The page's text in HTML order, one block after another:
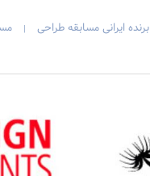
برنده ایرانی مسابقه طراحی |